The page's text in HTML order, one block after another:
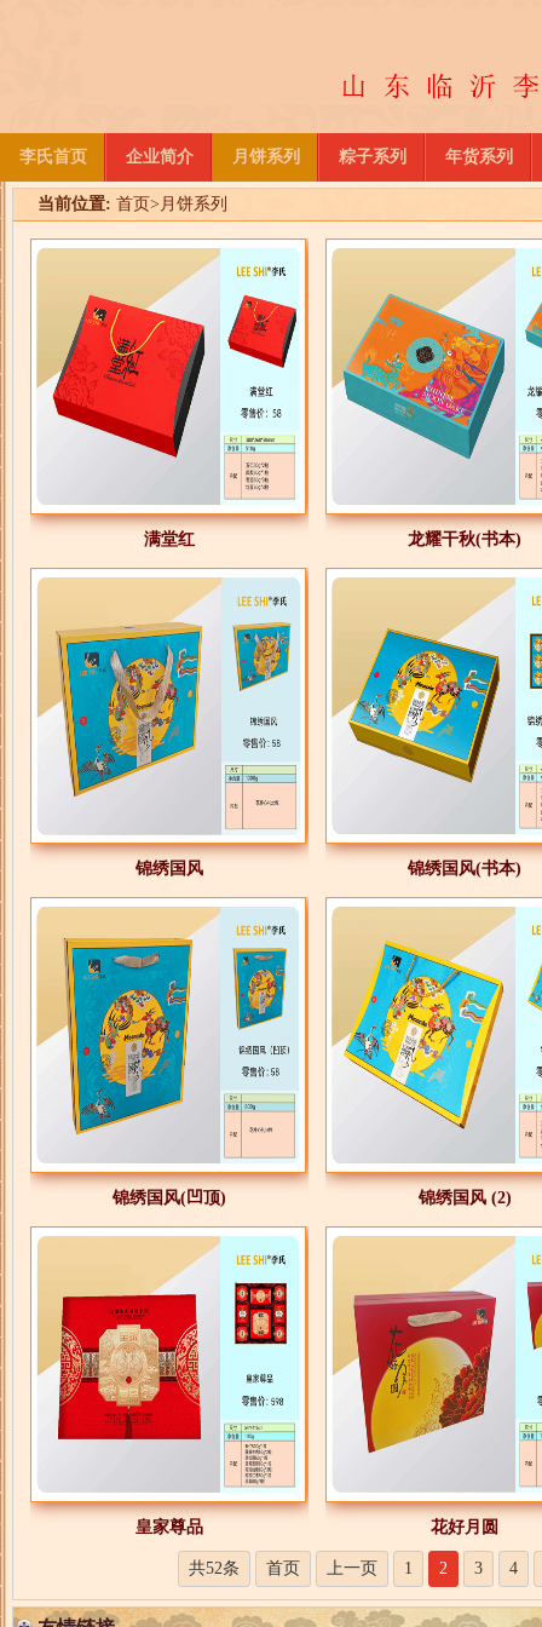
李氏首页 企业简介 月饼系列 粽子系列 年货系列
当前位置: 首页> 月饼系列
满堂红 龙耀干秋(书本)
锦绣国风 锦绣国风(书本)
锦绣国风(凹顶) 锦绣国风 (2)
皇家尊品 花好月圆
共52条 首页 上一页 1 2 3 4